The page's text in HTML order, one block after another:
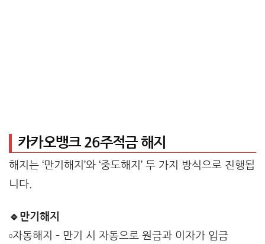
카카오뱅크 26주적금 해지
해지는 ‘만기해지’와 ‘중도해지’ 두 가지 방식으로 진행됩
니다.
🔹만기해지
▫️자동해지 – 만기 시 자동으로 원금과 이자가 입금